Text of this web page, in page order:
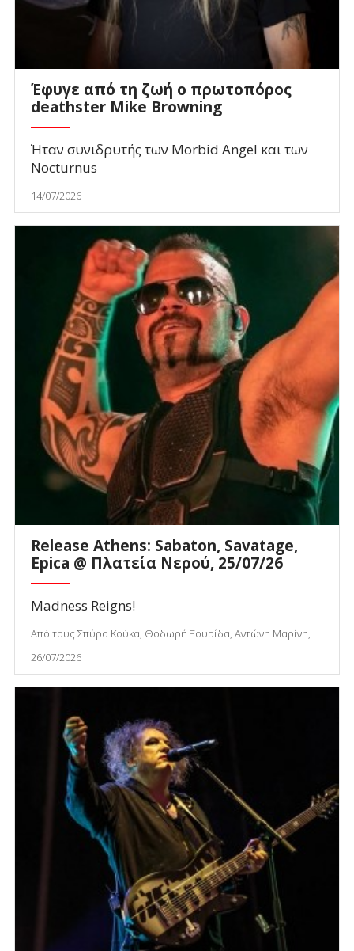
Έφυγε από τη ζωή ο πρωτοπόρος
deathster Mike Browning
Ήταν συνιδρυτής των Morbid Angel και των
Nocturnus
14/07/2026
Release Athens: Sabaton, Savatage,
Epica @ Πλατεία Νερού, 25/07/26
Madness Reigns!
Από τους Σπύρο Κούκα, Θοδωρή Ξουρίδα, Αντώνη Μαρίνη,
26/07/2026